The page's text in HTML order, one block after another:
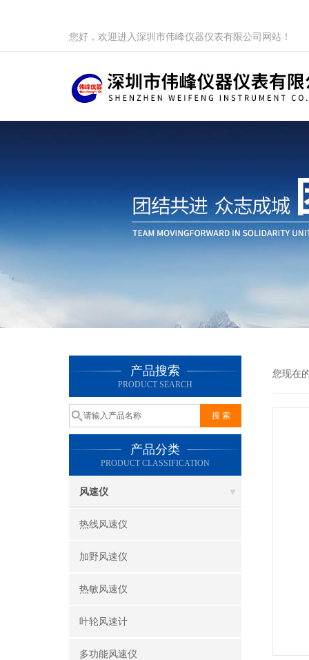
您好，欢迎进入深圳市伟峰仪器仪表有限公司网站！
产品搜索
PRODUCT SEARCH
产品分类
PRODUCT CLASSIFICATION
风速仪
热线风速仪
加野风速仪
热敏风速仪
叶轮风速计
多功能风速仪
您现在